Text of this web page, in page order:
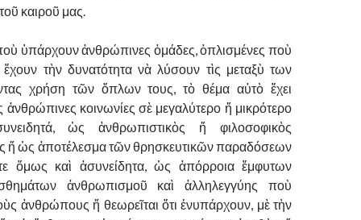
καιροῦ μας.
ὑπάρχουν ἀνθρώπινες ὀμάδες, ὁπλισμένες ποὺ
ἔχουν τὴν δυνατότητα νὰ λύσουν τὶς μεταξὺ των
χρήση τῶν ὅπλων τους, τὸ θέμα αὐτὸ ἔχει
ἀνθρώπινες κοινωνίες σὲ μεγαλύτερο ἤ μικρότερο
ὡς ἀνθρωπιστικὸς ἤ φιλοσοφικὸς
ἤ ὡς ἀποτέλεσμα τῶν θρησκευτικῶν παραδόσεων
ὅμως καὶ ἀσυνείδητα, ὡς ἀπόρροια ἔμφυτων
ἀνθρωπισμοῦ καὶ ἀλληλεγγύης ποὺ
ἀνθρώπους ἤ θεωρεῖται ὅτι ἐνυπάρχουν, μὲ τὴν